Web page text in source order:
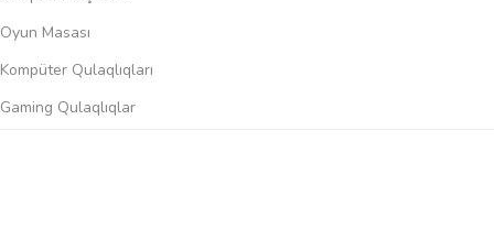
Oyun Masası
Kompüter Qulaqlıqları
Gaming Qulaqlıqlar